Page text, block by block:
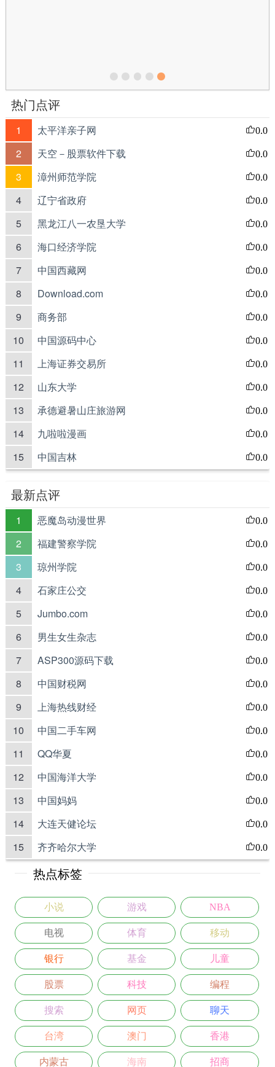
热门点评
1 太平洋亲子网 0.0
2 天空－股票软件下载 0.0
3 漳州师范学院 0.0
4 辽宁省政府 0.0
5 黑龙江八一农垦大学 0.0
6 海口经济学院 0.0
7 中国西藏网 0.0
8 Download.com 0.0
9 商务部 0.0
10 中国源码中心 0.0
11 上海证券交易所 0.0
12 山东大学 0.0
13 承德避暑山庄旅游网 0.0
14 九啦啦漫画 0.0
15 中国吉林 0.0
最新点评
1 恶魔岛动漫世界 0.0
2 福建警察学院 0.0
3 琼州学院 0.0
4 石家庄公交 0.0
5 Jumbo.com 0.0
6 男生女生杂志 0.0
7 ASP300源码下载 0.0
8 中国财税网 0.0
9 上海热线财经 0.0
10 中国二手车网 0.0
11 QQ华夏 0.0
12 中国海洋大学 0.0
13 中国妈妈 0.0
14 大连天健论坛 0.0
15 齐齐哈尔大学 0.0
热点标签
小说 游戏 NBA
电视 体育 移动
银行 基金 儿童
股票 科技 编程
搜索 网页 聊天
台湾 澳门 香港
内蒙古 海南 招商